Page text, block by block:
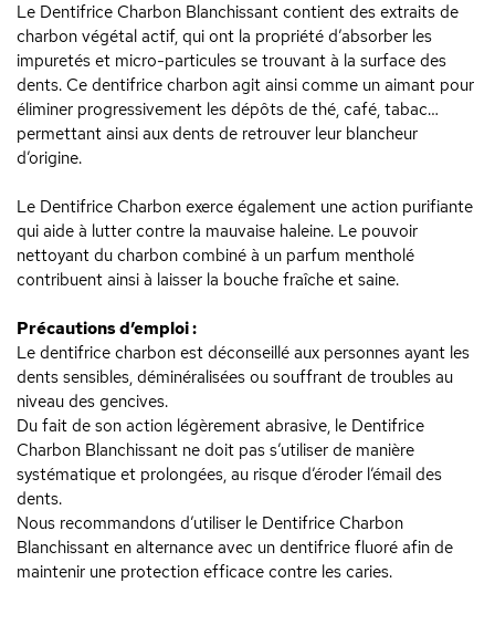
Le Dentifrice Charbon Blanchissant contient des extraits de
charbon végétal actif, qui ont la propriété d’absorber les
impuretés et micro-particules se trouvant à la surface des
dents. Ce dentifrice charbon agit ainsi comme un aimant pour
éliminer progressivement les dépôts de thé, café, tabac…
permettant ainsi aux dents de retrouver leur blancheur
d’origine.
Le Dentifrice Charbon exerce également une action purifiante
qui aide à lutter contre la mauvaise haleine. Le pouvoir
nettoyant du charbon combiné à un parfum mentholé
contribuent ainsi à laisser la bouche fraîche et saine.
Précautions d’emploi :
Le dentifrice charbon est déconseillé aux personnes ayant les
dents sensibles, déminéralisées ou souffrant de troubles au
niveau des gencives.
Du fait de son action légèrement abrasive, le Dentifrice
Charbon Blanchissant ne doit pas s’utiliser de manière
systématique et prolongées, au risque d’éroder l’émail des
dents.
Nous recommandons d’utiliser le Dentifrice Charbon
Blanchissant en alternance avec un dentifrice fluoré afin de
maintenir une protection efficace contre les caries.